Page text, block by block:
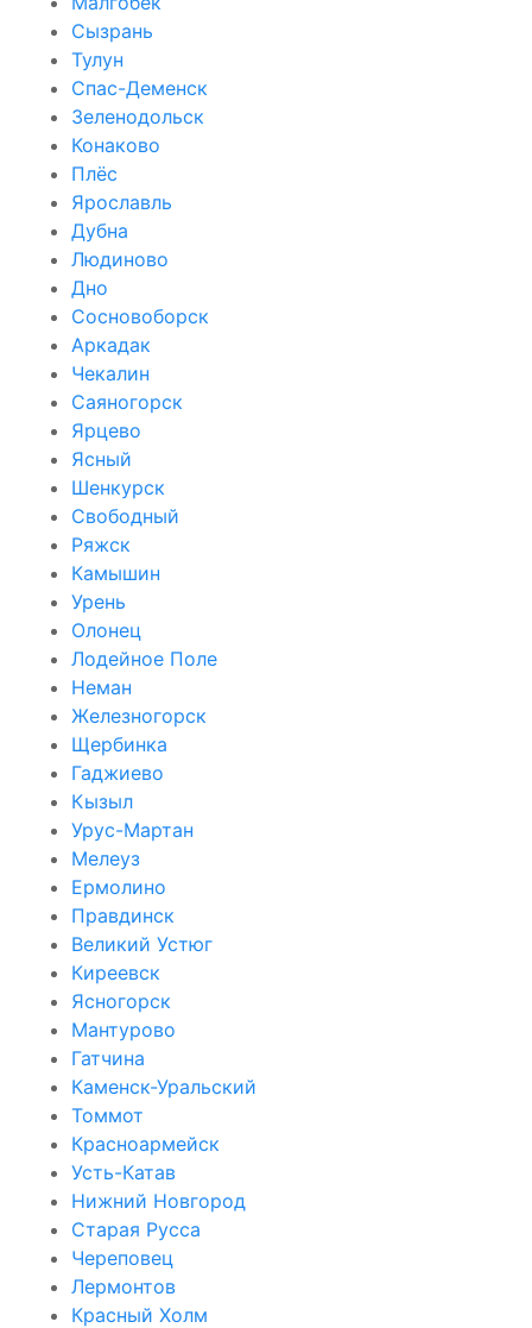
Сызрань
Тулун
Спас-Деменск
Зеленодольск
Конаково
Плёс
Ярославль
Дубна
Людиново
Дно
Сосновоборск
Аркадак
Чекалин
Саяногорск
Ярцево
Ясный
Шенкурск
Свободный
Ряжск
Камышин
Урень
Олонец
Лодейное Поле
Неман
Железногорск
Щербинка
Гаджиево
Кызыл
Урус-Мартан
Мелеуз
Ермолино
Правдинск
Великий Устюг
Киреевск
Ясногорск
Мантурово
Гатчина
Каменск-Уральский
Томмот
Красноармейск
Усть-Катав
Нижний Новгород
Старая Русса
Череповец
Лермонтов
Красный Холм